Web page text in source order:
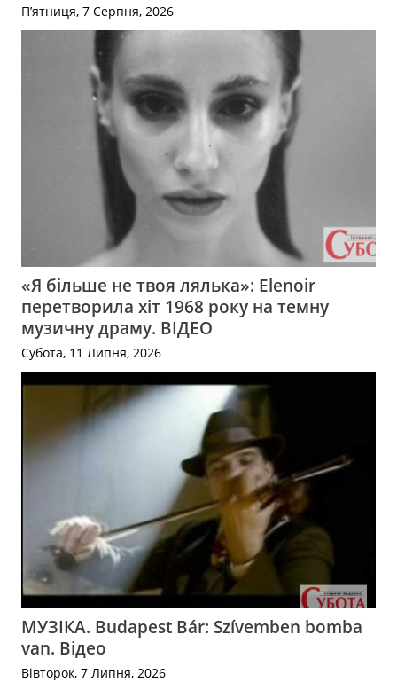
П’ятниця, 7 Серпня, 2026
«Я більше не твоя лялька»: Elenoir
перетворила хіт 1968 року на темну
музичну драму. ВІДЕО
Субота, 11 Липня, 2026
МУЗІКА. Budapest Bár: Szívemben bomba
van. Відео
Вівторок, 7 Липня, 2026